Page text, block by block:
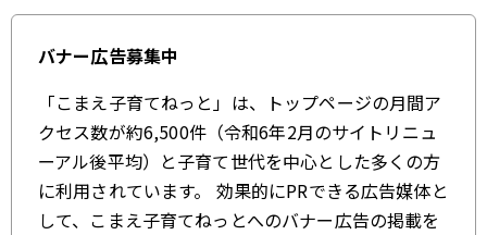
バナー広告募集中
「こまえ子育てねっと」は、トップページの月間ア
クセス数が約6,500件（令和6年2月のサイトリニュ
ーアル後平均）と子育て世代を中心とした多くの方
に利用されています。 効果的にPRできる広告媒体と
して、こまえ子育てねっとへのバナー広告の掲載を